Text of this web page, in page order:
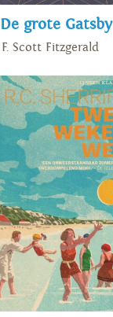
De grote Gatsby
F. Scott Fitzgerald